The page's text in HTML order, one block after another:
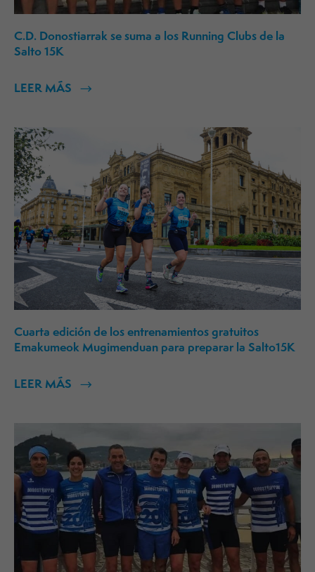
C.D. Donostiarrak se suma a los Running Clubs de la
Salto 15K
LEER MÁS
Cuarta edición de los entrenamientos gratuitos
Emakumeok Mugimenduan para preparar la Salto15K
LEER MÁS